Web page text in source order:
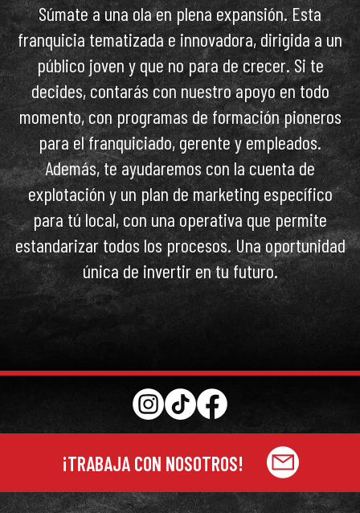
Súmate a una ola en plena expansión. Esta
franquicia tematizada e innovadora, dirigida a un
público joven y que no para de crecer. Si te
decides, contarás con nuestro apoyo en todo
momento, con programas de formación pioneros
para el franquiciado, gerente y empleados.
Además, te ayudaremos con la cuenta de
explotación y un plan de marketing específico
para tú local, con una operativa que permite
estandarizar todos los procesos. Una oportunidad
única de invertir en tu futuro.
¡TRABAJA CON NOSOTROS!